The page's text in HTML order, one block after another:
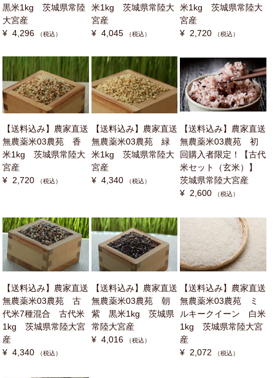
黒米1kg 茨城県常陸
大宮産
¥ 4,296
（税込）
米1kg 茨城県常陸大
宮産
¥ 4,045
（税込）
米1kg 茨城県常陸大
宮産
¥ 2,720
（税込）
【送料込み】農家直送
無農薬米03農苑 香
米1kg 茨城県常陸大
宮産
¥ 2,720
（税込）
【送料込み】農家直送
無農薬米03農苑 緑
米1kg 茨城県常陸大
宮産
¥ 4,340
（税込）
【送料込み】農家直送
無農薬米03農苑 初
回購入者限定！【古代
米セット（玄米）】
茨城県常陸大宮産
¥ 2,600
（税込）
【送料込み】農家直送
無農薬米03農苑 古
代米7種混合 古代米
1kg 茨城県常陸大宮
産
¥ 4,340
（税込）
【送料込み】農家直送
無農薬米03農苑 朝
紫 黒米1kg 茨城県
常陸大宮産
¥ 4,016
（税込）
【送料込み】農家直送
無農薬米03農苑 ミ
ルキークイーン 白米
1kg 茨城県常陸大宮
産
¥ 2,072
（税込）